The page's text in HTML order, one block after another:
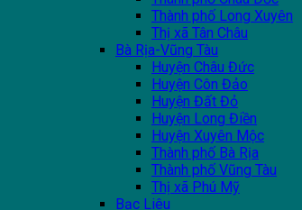
Thành phố Long Xuyên
Thị xã Tân Châu
Bà Rịa-Vũng Tàu
Huyện Châu Đức
Huyện Côn Đảo
Huyện Đất Đỏ
Huyện Long Điền
Huyện Xuyên Mộc
Thành phố Bà Rịa
Thành phố Vũng Tàu
Thị xã Phú Mỹ
Bạc Liêu